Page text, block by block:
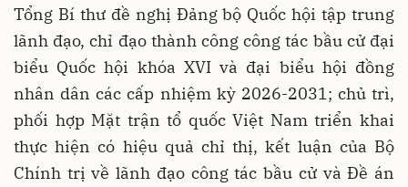
Tổng Bí thư đề nghị Đảng bộ Quốc hội tập trung
lãnh đạo, chỉ đạo thành công công tác bầu cử đại
biểu Quốc hội khóa XVI và đại biểu hội đồng
nhân dân các cấp nhiệm kỳ 2026-2031; chủ trì,
phối hợp Mặt trận tổ quốc Việt Nam triển khai
thực hiện có hiệu quả chỉ thị, kết luận của Bộ
Chính trị về lãnh đạo công tác bầu cử và Đề án